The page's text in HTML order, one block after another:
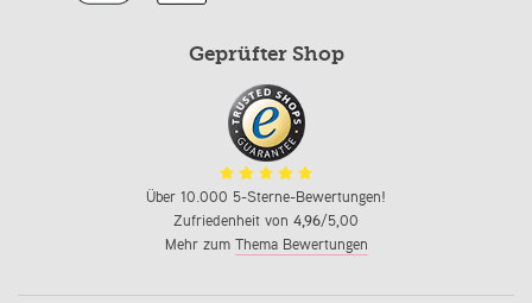
Geprüfter Shop
Über 10.000 5-Sterne-Bewertungen!
Zufriedenheit von 4,96/5,00
Mehr zum Thema Bewertungen